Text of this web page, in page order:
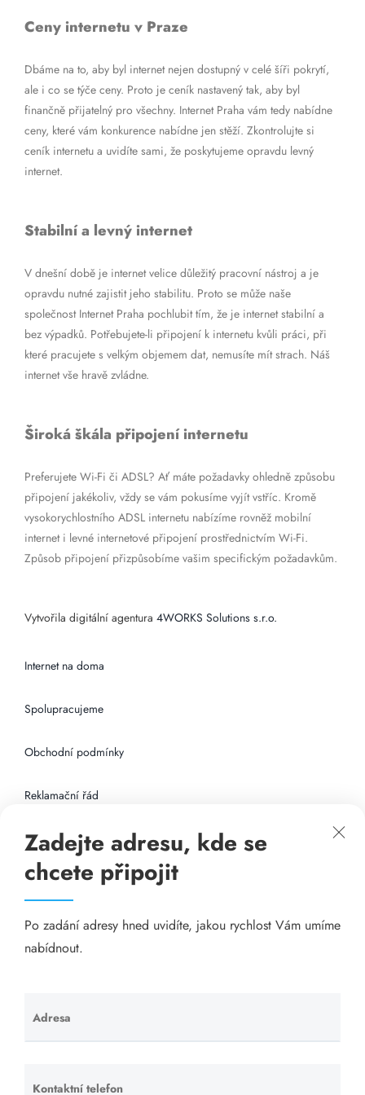
Ceny internetu v Praze
Dbáme na to, aby byl internet nejen dostupný v celé šíři pokrytí,
ale i co se týče ceny. Proto je ceník nastavený tak, aby byl
finančně přijatelný pro všechny. Internet Praha vám tedy nabídne
ceny, které vám konkurence nabídne jen stěží. Zkontrolujte si
ceník internetu a uvidíte sami, že poskytujeme opravdu levný
internet.
Stabilní a levný internet
V dnešní době je internet velice důležitý pracovní nástroj a je
opravdu nutné zajistit jeho stabilitu. Proto se může naše
společnost Internet Praha pochlubit tím, že je internet stabilní a
bez výpadků. Potřebujete-li připojení k internetu kvůli práci, při
které pracujete s velkým objemem dat, nemusíte mít strach. Náš
internet vše hravě zvládne.
Široká škála připojení internetu
Preferujete Wi-Fi či ADSL? Ať máte požadavky ohledně způsobu
připojení jakékoliv, vždy se vám pokusíme vyjít vstříc. Kromě
vysokorychlostního ADSL internetu nabízíme rovněž mobilní
internet i levné internetové připojení prostřednictvím Wi-Fi.
Způsob připojení přizpůsobíme vašim specifickým požadavkům.
Vytvořila digitální agentura 4WORKS Solutions s.r.o.
Internet na doma
Spolupracujeme
Obchodní podmínky
Reklamační řád
Připojení k internetu
Odkazy
Katalog A-seznam.cz
Visací zámky - TOKOZ
Zadejte adresu, kde se
chcete připojit
Po zadání adresy hned uvidíte, jakou rychlost Vám umíme
nabídnout.
Adresa
Ponechte
toto pole
Kontaktní telefon